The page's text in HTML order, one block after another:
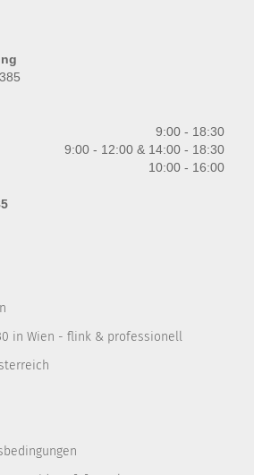
9:00 - 18:30
9:00 - 12:00 & 14:00 - 18:30
10:00 - 16:00
in Wien - flink & professionell